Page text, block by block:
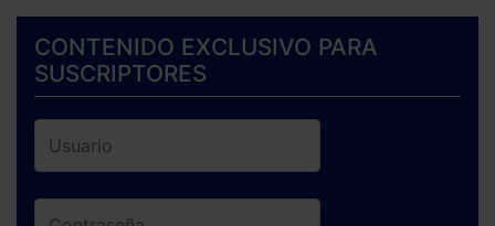
CONTENIDO EXCLUSIVO PARA
SUSCRIPTORES